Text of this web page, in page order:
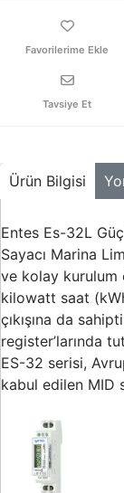
Tavsiye Et
Ürün Bilgisi
Entes Es-32L
Sayacı Marina
ve kolay kurulum
kilowatt saat
çıkışına da
register’larında
ES-32 serisi,
kabul edilen MID